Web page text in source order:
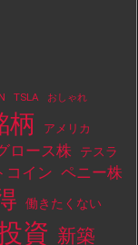
TSLA おしゃれ
柄 アメリカ
ロース株 テスラ
コイン ペニー株
働きたくない
資 新築